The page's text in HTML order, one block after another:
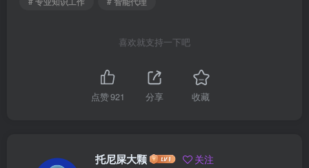
喜欢就支持一下吧
点赞921 分享 收藏
托尼屎大颗 关注